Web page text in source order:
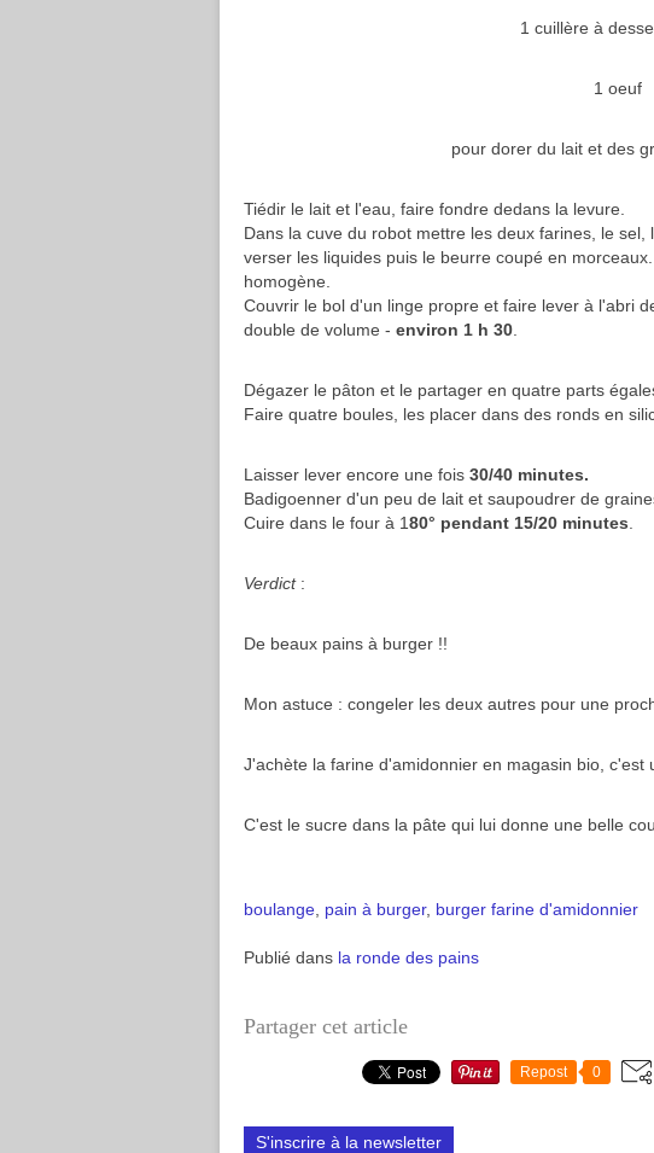
1 cuillère à
1 oeuf
pour dorer du lait et des
Tiédir le lait et l'eau, faire fondre dedans la levure.
Dans la cuve du robot mettre les deux farines, le
verser les liquides puis le beurre coupé en
homogène.
Couvrir le bol d'un linge propre et faire lever à l'abri
double de volume - environ 1 h 30
Dégazer le pâton et le partager en quatre parts
Faire quatre boules, les placer dans des ronds en
Laisser lever encore une fois 30/40 minutes.
Badigoenner d'un peu de lait et saupoudrer de
Cuire dans le four à 180° pendant 15/20 minutes
Verdict :
De beaux pains à burger !!
Mon astuce : congeler les deux autres pour une
J'achète la farine d'amidonnier en magasin bio, c'est
C'est le sucre dans la pâte qui lui donne une belle
boulange pain à burger, burger farine d'amidonnier
Publié dans la ronde des pains
Partager cet article
Repost 0
S'inscrire à la newsletter